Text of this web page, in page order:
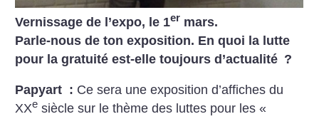
Vernissage de l’expo, le 1er mars.
Parle-nous de ton exposition. En quoi la lutte
pour la gratuité est-elle toujours d’actualité ?
Papyart : Ce sera une exposition d’affiches du
XXe siècle sur le thème des luttes pour les «